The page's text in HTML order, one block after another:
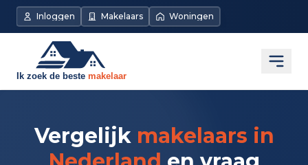
Inloggen Makelaars Woningen
Vergelijk makelaars in